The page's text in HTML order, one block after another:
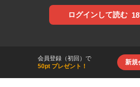
ログインして読む
会員登録（初回）で
50pt プレゼント！
新規